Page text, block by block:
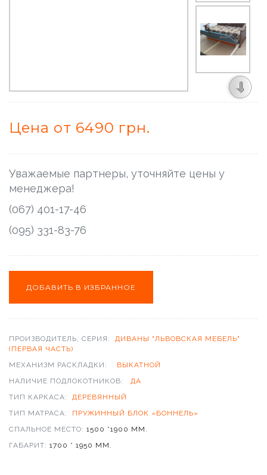
Цена от 6490 грн.
Уважаемые партнеры, уточняйте цены у
менеджера!
(067) 401-17-46
(095) 331-83-76
ПРОИЗВОДИТЕЛЬ, СЕРИЯ:
ДИВАНЫ "ЛЬВОВСКАЯ МЕБЕЛЬ"
(ПЕРВАЯ ЧАСТЬ)
МЕХАНИЗМ РАСКЛАДКИ:
ВЫКАТНОЙ
НАЛИЧИЕ ПОДЛОКОТНИКОВ:
ДА
ТИП КАРКАСА:
ДЕРЕВЯННЫЙ
ТИП МАТРАСА:
ПРУЖИННЫЙ БЛОК «БОННЕЛЬ»
СПАЛЬНОЕ МЕСТО: 1500 *1900 ММ.
ГАБАРИТ: 1700 * 1950 ММ.